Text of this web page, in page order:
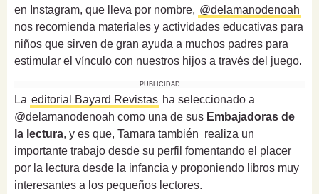
en Instagram, que lleva por nombre, @delamanodenoah
nos recomienda materiales y actividades educativas para
niños que sirven de gran ayuda a muchos padres para
estimular el vínculo con nuestros hijos a través del juego.
PUBLICIDAD
La editorial Bayard Revistas ha seleccionado a
@delamanodenoah como una de sus Embajadoras de
la lectura, y es que, Tamara también realiza un
importante trabajo desde su perfil fomentando el placer
por la lectura desde la infancia y proponiendo libros muy
interesantes a los pequeños lectores.